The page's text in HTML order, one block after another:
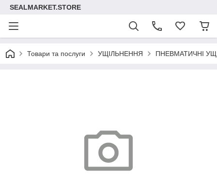
SEALMARKET.STORE
Товари та послуги УЩІЛЬНЕННЯ ПНЕВМАТИЧНІ